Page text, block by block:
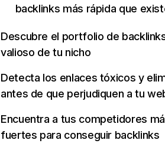
backlinks más rápida que
Descubre el portfolio de
valioso de tu nicho
Detecta los enlaces tóxicos y
antes de que perjudiquen a tu
Encuentra a tus competidores
fuertes para conseguir backlinks